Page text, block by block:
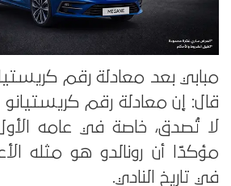
مبابي بعد معادلة رقم
قال: إن معادلة رقم كريستيانو
لا تُصدق، خاصة في عامه
مؤكدًا أن رونالدو هو مثله
في تاريخ النادي.